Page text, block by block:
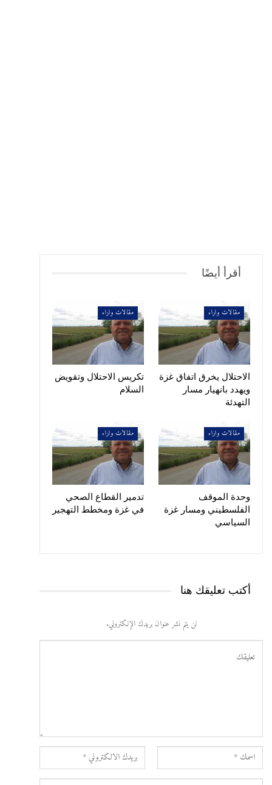
أقرأ أيضًا
مقالات واراء
الاحتلال يخرق اتفاق غزة
ويهدد بانهيار مسار
التهدئة
مقالات واراء
تكريس الاحتلال وتقويض
السلام
مقالات واراء
وحدة الموقف
الفلسطيني ومسار غزة
السياسي
مقالات واراء
تدمير القطاع الصحي
في غزة ومخطط التهجير
أكتب تعليقك هنا
لن يتم نشر عنوان بريدك الإلكتروني.